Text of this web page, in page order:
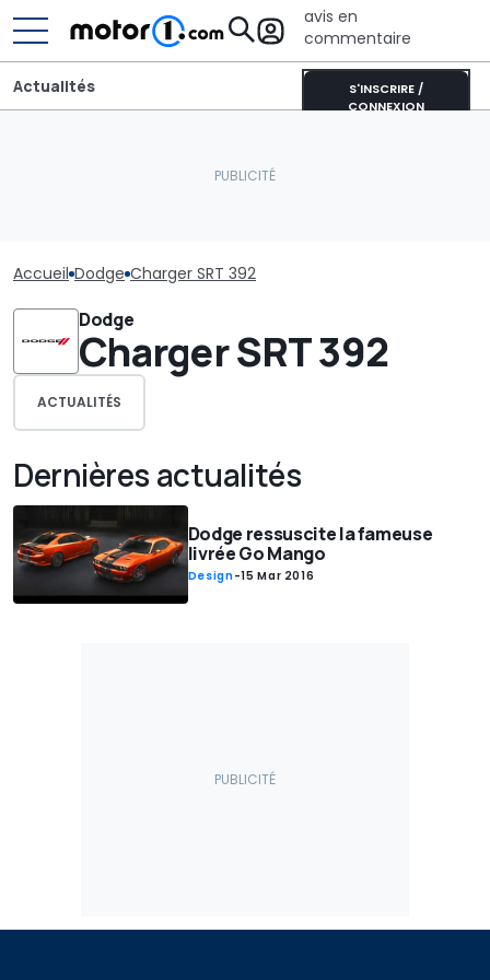
avis en
commentaire
S'INSCRIRE /
CONNEXION
Actualités
Accueil Dodge Charger SRT 392
Dodge
Charger SRT 392
ACTUALITÉS
Dernières actualités
Dodge ressuscite la fameuse
livrée Go Mango
Design-15 Mar 2016